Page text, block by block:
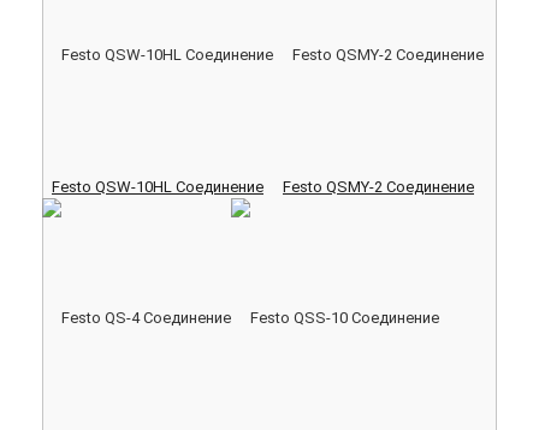
Festo QSW-10HL Соединение Festo QSMY-2 Соединение